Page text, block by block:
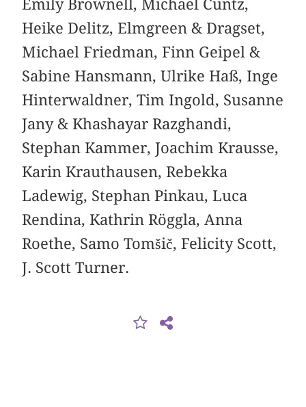
Emily Brownell, Michael Cuntz,
Heike Delitz, Elmgreen & Dragset,
Michael Friedman, Finn Geipel &
Sabine Hansmann, Ulrike Haß, Inge
Hinterwaldner, Tim Ingold, Susanne
Jany & Khashayar Razghandi,
Stephan Kammer, Joachim Krausse,
Karin Krauthausen, Rebekka
Ladewig, Stephan Pinkau, Luca
Rendina, Kathrin Röggla, Anna
Roethe, Samo Tomšič, Felicity Scott,
J. Scott Turner.